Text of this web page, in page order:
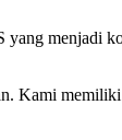
menjadi
Kami